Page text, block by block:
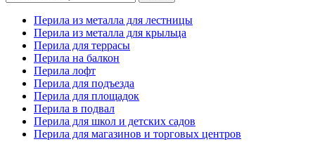
Перила из металла для лестницы
Перила из металла для крыльца
Перила для террасы
Перила на балкон
Перила лофт
Перила для подъезда
Перила для площадок
Перила в подвал
Перила для школ и детских садов
Перила для магазинов и торговых центров